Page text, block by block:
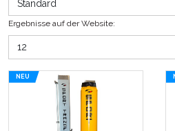
Ergebnisse auf der Website:
NEU